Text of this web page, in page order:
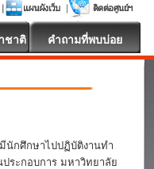
ชาติ คำถามที่พบบ่อย
นักศึกษาไปปฏิบัติงานทำ
ระกอบการ มหาวิทยาลัย